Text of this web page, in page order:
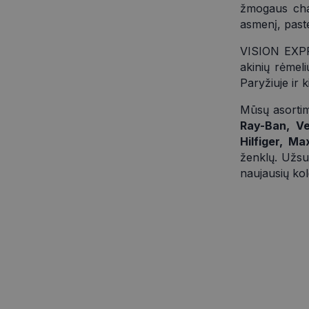
žmogaus
asmenį,
VISION
akinių
Paryžiuje ir
Mūsų
Ray-Ban,
Hilfiger,
ženklų.
naujausių
_gid
_ga
_fbp
_gcl_au
YSC